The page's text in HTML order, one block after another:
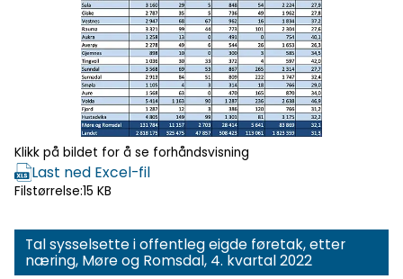
forhåndsvisning
Klikk på bildet for å se forhåndsvisning
Last ned Excel-fil
Filstørrelse:15 KB
Tal sysselsette i offentleg eigde føretak, etter
næring, Møre og Romsdal, 4. kvartal 2022